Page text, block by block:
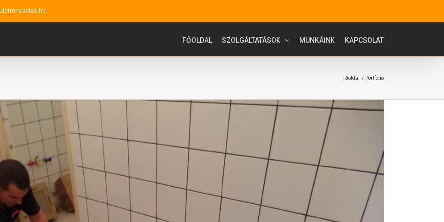
FŐOLDAL SZOLGÁLTATÁSOK MUNKÁINK KAPCSOLAT
Főoldal Portfolio